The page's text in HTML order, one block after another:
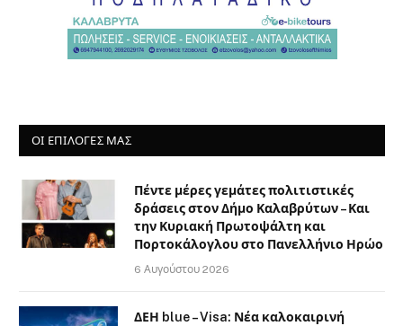
ΟΙ ΕΠΙΛΟΓΈΣ ΜΑΣ
Πέντε μέρες γεμάτες πολιτιστικές
δράσεις στον Δήμο Καλαβρύτων – Και
την Κυριακή Πρωτοψάλτη και
Πορτοκάλογλου στο Πανελλήνιο Ηρώο
6 Αυγούστου 2026
ΔΕΗ blue – Visa: Νέα καλοκαιρινή